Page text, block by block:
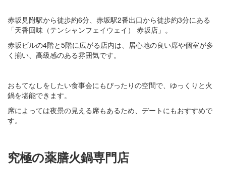
赤坂見附駅から徒歩約6分、赤坂駅2番出口から徒歩約3分にある
「天香回味（テンシャンフェイウェイ） 赤坂店」。
赤坂ビルの4階と5階に広がる店内は、居心地の良い席や個室が多
く揃い、高級感のある雰囲気です。
おもてなしをしたい食事会にもぴったりの空間で、ゆっくりと火
鍋を堪能できます。
席によっては夜景の見える席もあるため、デートにもおすすめで
す。
究極の薬膳火鍋専門店